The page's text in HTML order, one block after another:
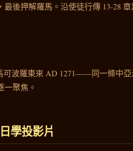
後押解羅馬。沿使徒行傳 13-28
可波羅東來 AD 1271——同一條中
一聚焦。
學投影片